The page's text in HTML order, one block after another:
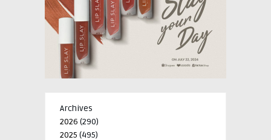
Archives
2026 (290)
2025 (495)